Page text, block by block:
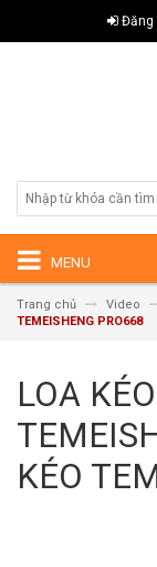
Đăng
MENU
Trang chủ Video
TEMEISHENG PRO668
LOA
KÉO